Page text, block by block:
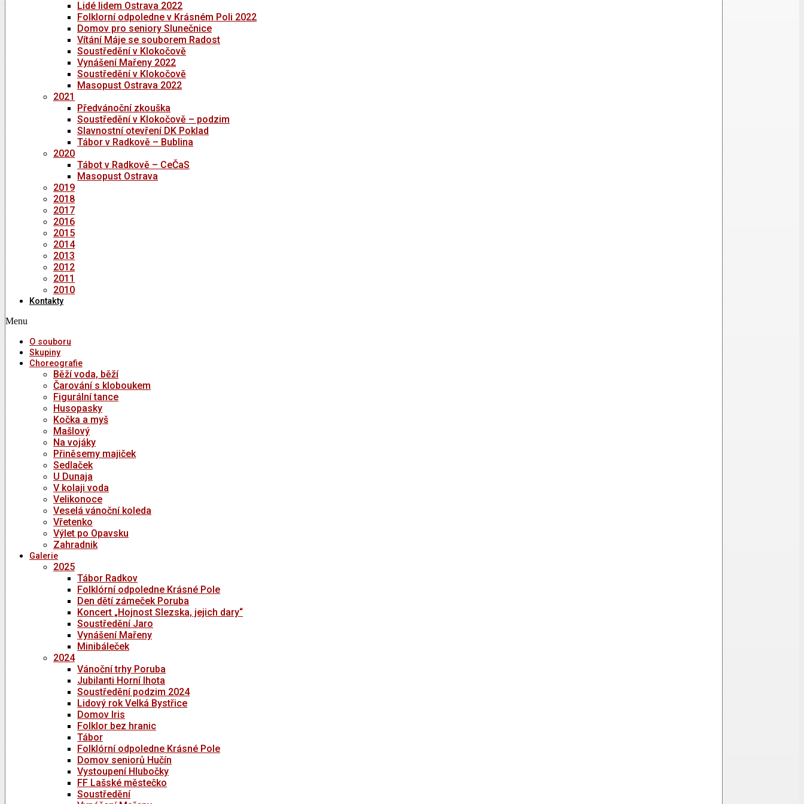
Lidé lidem Ostrava 2022
Folklorní odpoledne v Krásném Poli 2022
Domov pro seniory Slunečnice
Vítání Máje se souborem Radost
Soustředění v Klokočově
Vynášení Mařeny 2022
Soustředění v Klokočově
Masopust Ostrava 2022
2021
Předvánoční zkouška
Soustředění v Klokočově – podzim
Slavnostní otevření DK Poklad
Tábor v Radkově – Bublina
2020
Tábot v Radkově – CeČaS
Masopust Ostrava
2019
2018
2017
2016
2015
2014
2013
2012
2011
2010
Kontakty
Menu
O souboru
Skupiny
Choreografie
Běží voda, běží
Čarování s kloboukem
Figurální tance
Husopasky
Kočka a myš
Mašlový
Na vojáky
Přiněsemy majiček
Sedlaček
U Dunaja
V kolaji voda
Velikonoce
Veselá vánoční koleda
Vřetenko
Výlet po Opavsku
Zahradnik
Galerie
2025
Tábor Radkov
Folklórní odpoledne Krásné Pole
Den dětí zámeček Poruba
Koncert „Hojnost Slezska, jejich dary“
Soustředění Jaro
Vynášení Mařeny
Minibáleček
2024
Vánoční trhy Poruba
Jubilanti Horní lhota
Soustředění podzim 2024
Lidový rok Velká Bystřice
Domov Iris
Folklor bez hranic
Tábor
Folklórní odpoledne Krásné Pole
Domov seniorů Hučín
Vystoupení Hlubočky
FF Lašské městečko
Soustředění